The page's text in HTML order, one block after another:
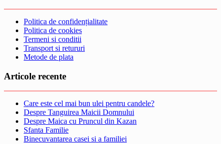
Politica de confidențialitate
Politica de cookies
Termeni si conditii
Transport si retururi
Metode de plata
Articole recente
Care este cel mai bun ulei pentru candele?
Despre Tanguirea Maicii Domnului
Despre Maica cu Pruncul din Kazan
Sfanta Familie
Binecuvantarea casei si a familiei